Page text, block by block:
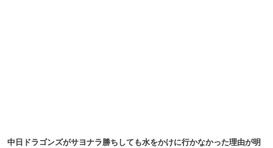
中日ドラゴンズがサヨナラ勝ちしても水をかけに行かなかった理由が明